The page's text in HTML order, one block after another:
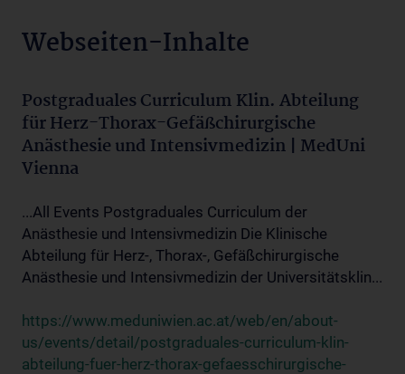
Webseiten-Inhalte
Postgraduales Curriculum Klin. Abteilung
für Herz-Thorax-Gefäßchirurgische
Anästhesie und Intensivmedizin | MedUni
Vienna
...All Events Postgraduales Curriculum der
Anästhesie und Intensivmedizin Die Klinische
Abteilung für Herz-, Thorax-, Gefäßchirurgische
Anästhesie und Intensivmedizin der Universitätsklin...
https://www.meduniwien.ac.at/web/en/about-
us/events/detail/postgraduales-curriculum-klin-
abteilung-fuer-herz-thorax-gefaesschirurgische-